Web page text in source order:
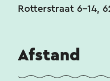
Rotterstraat 6-14,
Afstand